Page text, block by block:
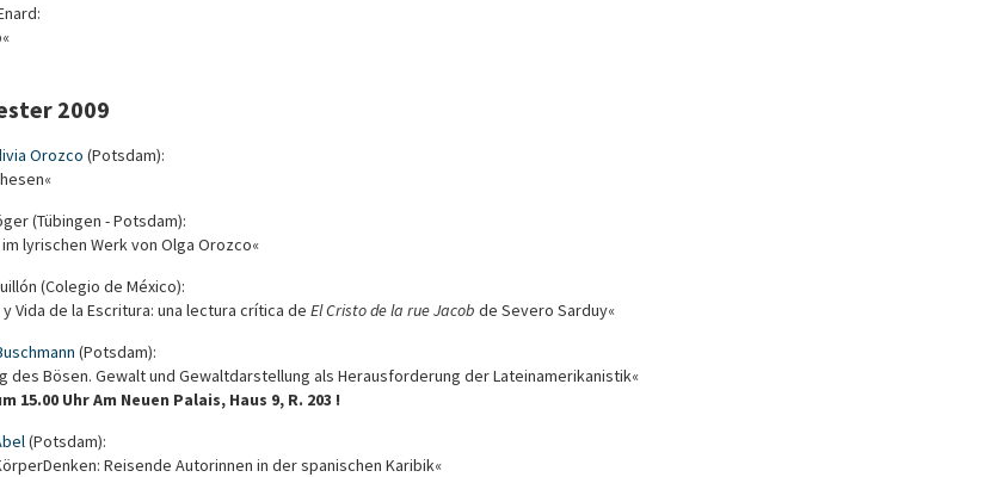
2009
Orozco (Potsdam):
(Tübingen - Potsdam):
lyrischen Werk von Olga Orozco«
(Colegio de México):
y Vida de la Escritura: una lectura crítica de El Cristo de la rue Jacob de Severo Sarduy«
(Potsdam):
des Bösen. Gewalt und Gewaltdarstellung als Herausforderung der Lateinamerikanistik«
15.00 Uhr Am Neuen Palais, Haus 9, R. 203 !
(Potsdam):
Reisende Autorinnen in der spanischen Karibik«